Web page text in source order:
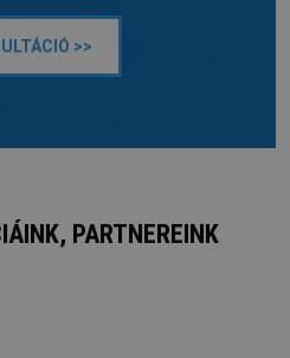
>>
PARTNEREINK